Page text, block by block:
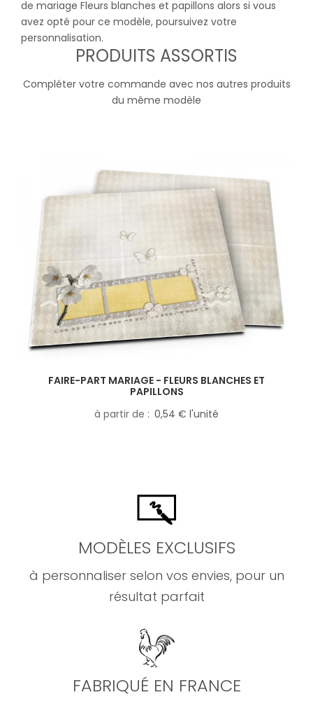
de mariage Fleurs blanches et papillons alors si vous
avez opté pour ce modèle, poursuivez votre
personnalisation.
PRODUITS ASSORTIS
Compléter votre commande avec nos autres produits
du même modèle
FAIRE-PART MARIAGE - FLEURS BLANCHES ET
PAPILLONS
à partir de
0,54 € l'unité
MODÈLES EXCLUSIFS
à personnaliser selon vos envies, pour un
résultat parfait
FABRIQUÉ EN FRANCE